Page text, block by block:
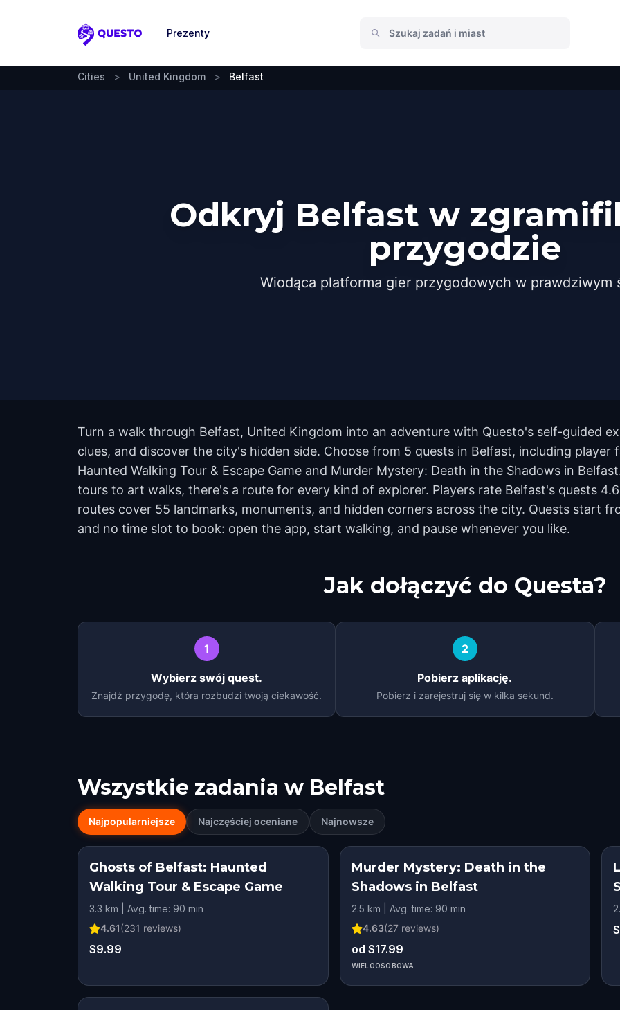
Questo
Prezenty
Cities > United Kingdom > Belfast
Odkryj Belfast w
przygodzie
Wiodąca platforma gier przygodowych w prawdziwym
Turn a walk through Belfast, United Kingdom into an adventure with Questo's self-guided
clues, and discover the city's hidden side. Choose from 5 quests in Belfast, including player
Haunted Walking Tour & Escape Game and Murder Mystery: Death in the Shadows in
tours to art walks, there's a route for every kind of explorer. Players rate Belfast's quests
routes cover 55 landmarks, monuments, and hidden corners across the city. Quests start
and no time slot to book: open the app, start walking, and pause whenever you like.
Jak dołączyć do Questa?
1
Wybierz swój quest.
Znajdź przygodę, która rozbudzi twoją ciekawość.
2
Pobierz aplikację.
Pobierz i zarejestruj się w kilka sekund.
Wszystkie zadania w Belfast
Najpopularniejsze Najczęściej oceniane Najnowsze
Ghosts of Belfast: Haunted
Walking Tour & Escape Game
3.3 km | Avg. time: 90 min
4.61(231 reviews)
$9.99
Murder Mystery: Death in the
Shadows in Belfast
2.5 km | Avg. time: 90 min
4.63(27reviews)
od $17.99
WIELOOSOBOWA